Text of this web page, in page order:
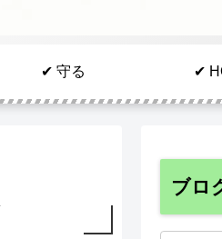
✔︎ 守る ✔︎
ブロ